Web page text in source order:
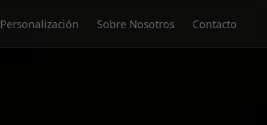
Personalización Sobre Nosotros Contacto